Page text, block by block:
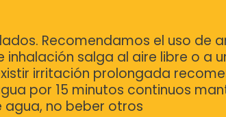
Recomendamos el uso
inhalación salga al aire libre o
irritación prolongada
por 15 minutos continuos
no beber otros